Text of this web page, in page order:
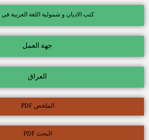
كتب الاديان و شمولية اللغة العربية
جهة العمل
العراق
الملخص PDF
البحث PDF